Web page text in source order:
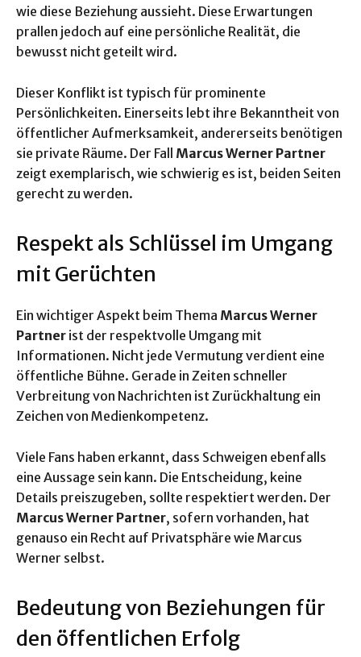
wie diese Beziehung aussieht. Diese Erwartungen
prallen jedoch auf eine persönliche Realität, die
bewusst nicht geteilt wird.
Dieser Konflikt ist typisch für prominente
Persönlichkeiten. Einerseits lebt ihre Bekanntheit von
öffentlicher Aufmerksamkeit, andererseits benötigen
sie private Räume. Der Fall Marcus Werner Partner
zeigt exemplarisch, wie schwierig es ist, beiden Seiten
gerecht zu werden.
Respekt als Schlüssel im Umgang
mit Gerüchten
Ein wichtiger Aspekt beim Thema Marcus Werner
Partner ist der respektvolle Umgang mit
Informationen. Nicht jede Vermutung verdient eine
öffentliche Bühne. Gerade in Zeiten schneller
Verbreitung von Nachrichten ist Zurückhaltung ein
Zeichen von Medienkompetenz.
Viele Fans haben erkannt, dass Schweigen ebenfalls
eine Aussage sein kann. Die Entscheidung, keine
Details preiszugeben, sollte respektiert werden. Der
Marcus Werner Partner, sofern vorhanden, hat
genauso ein Recht auf Privatsphäre wie Marcus
Werner selbst.
Bedeutung von Beziehungen für
den öffentlichen Erfolg